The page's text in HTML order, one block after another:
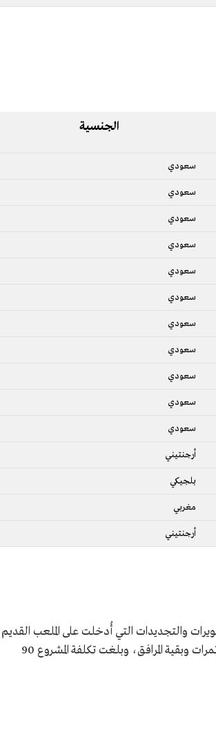
الجنسية
سعودي
سعودي
سعودي
سعودي
سعودي
سعودي
سعودي
سعودي
سعودي
سعودي
سعودي
أرجنتيني
بلجيكي
مغربي
أرجنتيني
التطويرات والتجديدات التي أُدخلت على الملعب
وشملت التجديدات مدرجات وأرضية الملعب وغرف اللاعبين وقاعة المؤتمرات وبقية المرافق، وبلغت تكلفة المشروع 90